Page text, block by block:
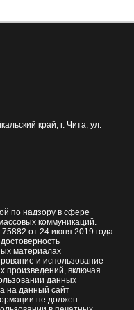
край, г. Чита, ул.
по надзору в сфере
коммуникаций.
от 24 июня 2019 года
материалах
и использование
произведений, включая
данных
на данный сайт
не должен